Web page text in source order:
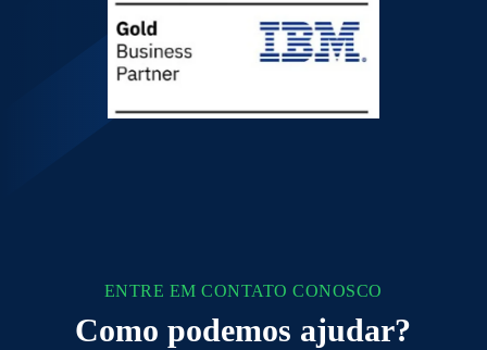
ENTRE EM CONTATO CONOSCO
Como podemos ajudar?